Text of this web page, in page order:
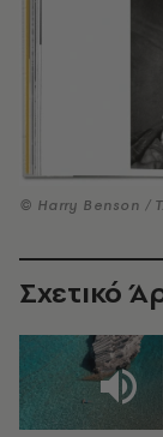
© Harry Benson /
Σχετικό